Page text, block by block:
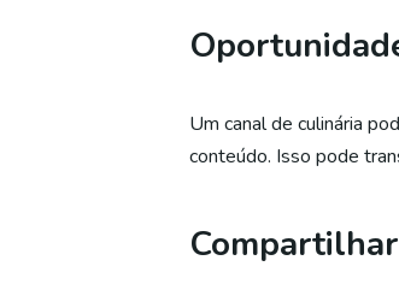
Um canal de culinária
conteúdo. Isso pode